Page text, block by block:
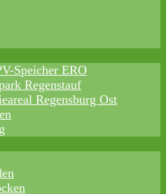
Speicher ERO
Regenstauf
Regensburg Ost